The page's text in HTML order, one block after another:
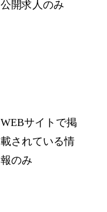
公開求人のみ
WEBサイトで掲
載されている情
報のみ